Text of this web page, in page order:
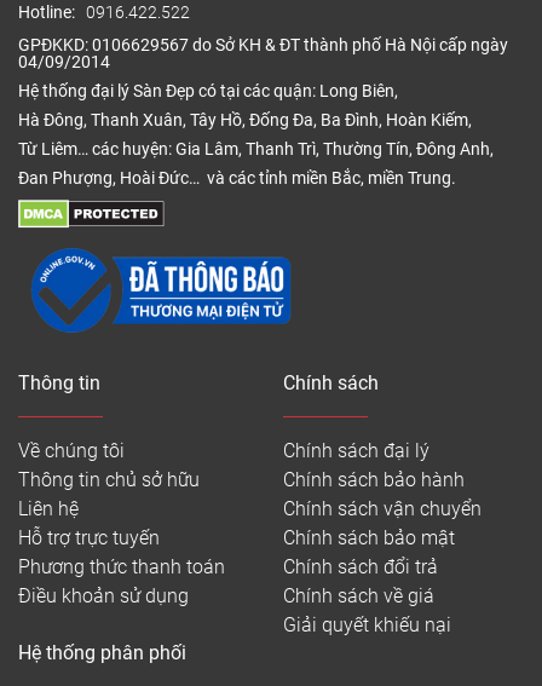
Hotline: 0916.422.522
GPĐKKD: 0106629567 do Sở KH & ĐT thành phố Hà Nội cấp ngày
04/09/2014
Hệ thống đại lý Sàn Đẹp có tại các quận: Long Biên,
Hà Đông, Thanh Xuân, Tây Hồ, Đống Đa, Ba Đình, Hoàn Kiếm,
Từ Liêm… các huyện: Gia Lâm, Thanh Trì, Thường Tín, Đông Anh,
Đan Phượng, Hoài Đức… và các tỉnh miền Bắc, miền Trung.
Thông tin
Về chúng tôi
Thông tin chủ sở hữu
Liên hệ
Hỗ trợ trực tuyến
Phương thức thanh toán
Điều khoản sử dụng
Chính sách
Chính sách đại lý
Chính sách bảo hành
Chính sách vận chuyển
Chính sách bảo mật
Chính sách đổi trả
Chính sách về giá
Giải quyết khiếu nại
Hệ thống phân phối